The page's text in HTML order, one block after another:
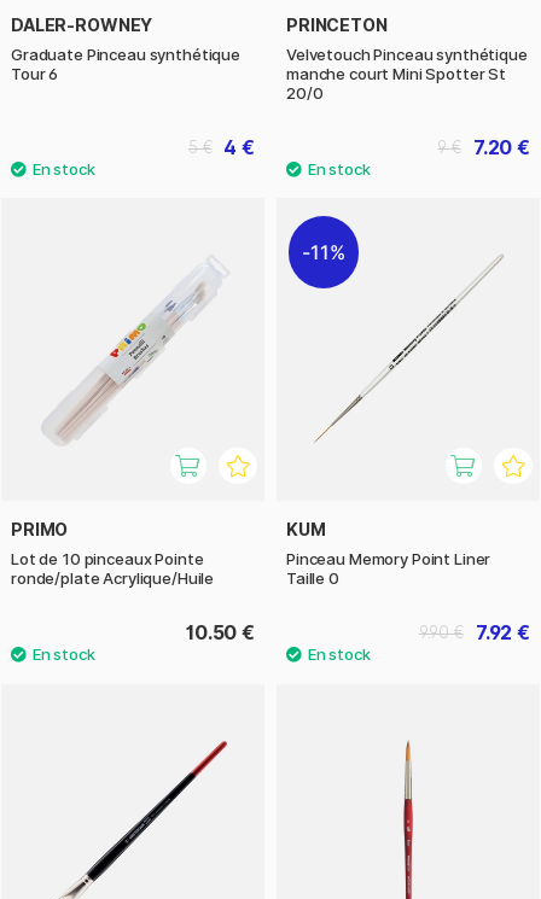
DALER-ROWNEY
Graduate Pinceau synthétique
Tour 6
4 €
5 €
PRINCETON
Velvetouch Pinceau synthétique
manche court Mini Spotter St
20/0
7.20 €
9 €
PRIMO
Lot de 10 pinceaux Pointe
ronde/plate Acrylique/Huile
10.50 €
11%
KUM
Pinceau Memory Point Liner
Taille 0
7.92 €
9.90 €